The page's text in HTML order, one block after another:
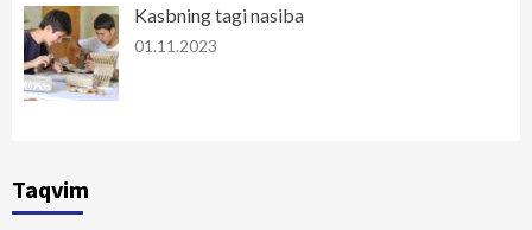
Kasbning tagi nasiba
01.11.2023
Taqvim